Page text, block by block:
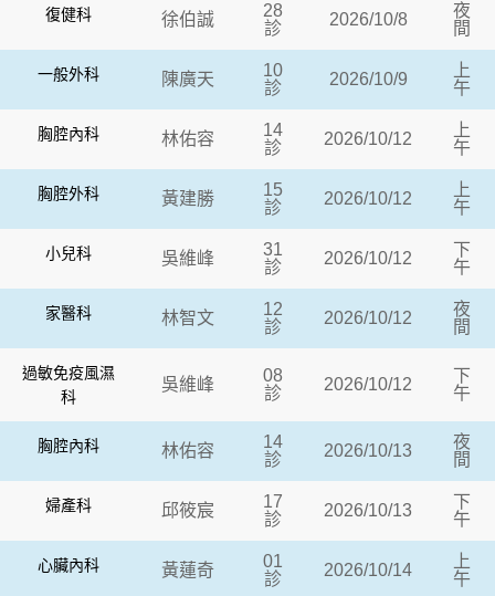
復健科 徐伯誠
28
診
2026/10/8
夜
間
一般外科 陳廣天
10
診
2026/10/9
上
午
胸腔內科 林佑容
14
診
2026/10/12
上
午
胸腔外科 黃建勝
15
診
2026/10/12
上
午
小兒科 吳維峰
31
診
2026/10/12
下
午
家醫科 林智文
12
診
2026/10/12
夜
間
過敏免疫風濕
科
吳維峰
08
診
2026/10/12
下
午
胸腔內科 林佑容
14
診
2026/10/13
夜
間
婦產科 邱筱宸
17
診
2026/10/13
下
午
心臟內科 黃蓮奇
01
診
2026/10/14
上
午